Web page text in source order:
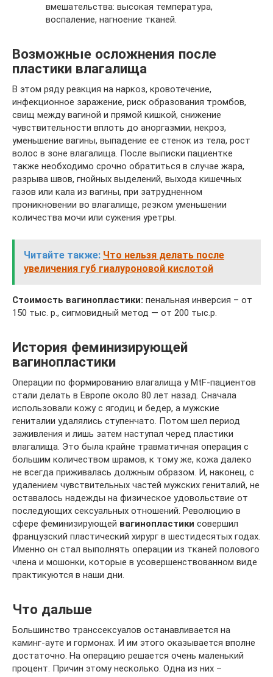
вмешательства: высокая температура,
воспаление, нагноение тканей.
Возможные осложнения после
пластики влагалища
В этом ряду реакция на наркоз, кровотечение,
инфекционное заражение, риск образования тромбов,
свищ между вагиной и прямой кишкой, снижение
чувствительности вплоть до аноргазмии, некроз,
уменьшение вагины, выпадение ее стенок из тела, рост
волос в зоне влагалища. После выписки пациентке
также необходимо срочно обратиться в случае жара,
разрыва швов, гнойных выделений, выхода кишечных
газов или кала из вагины, при затрудненном
проникновении во влагалище, резком уменьшении
количества мочи или сужения уретры.
Читайте также: Что нельзя делать после
увеличения губ гиалуроновой кислотой
Стоимость вагинопластики: пенальная инверсия – от
150 тыс. р., сигмовидный метод — от 200 тыс.р.
История феминизирующей
вагинопластики
Операции по формированию влагалища у MtF-пациентов
стали делать в Европе около 80 лет назад. Сначала
использовали кожу с ягодиц и бедер, а мужские
гениталии удалялись ступенчато. Потом шел период
заживления и лишь затем наступал черед пластики
влагалища. Это была крайне травматичная операция с
большим количеством шрамов, к тому же, кожа далеко
не всегда приживалась должным образом. И, наконец, с
удалением чувствительных частей мужских гениталий, не
оставалось надежды на физическое удовольствие от
последующих сексуальных отношений. Революцию в
сфере феминизирующей вагинопластики совершил
французский пластический хирург в шестидесятых годах.
Именно он стал выполнять операции из тканей полового
члена и мошонки, которые в усовершенствованном виде
практикуются в наши дни.
Что дальше
Большинство транссексуалов останавливается на
каминг-ауте и гормонах. И им этого оказывается вполне
достаточно. На операцию решается очень маленький
процент. Причин этому несколько. Одна из них –